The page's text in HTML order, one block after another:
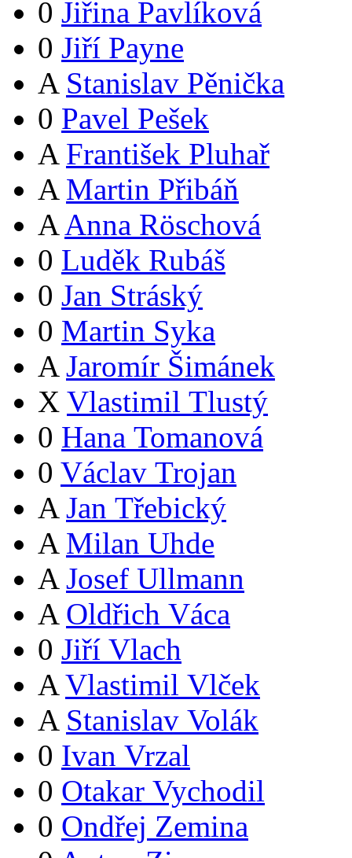
0 Jiřina Pavlíková
0 Jiří Payne
A Stanislav Pěnička
0 Pavel Pešek
A František Pluhař
A Martin Přibáň
A Anna Röschová
0 Luděk Rubáš
0 Jan Stráský
0 Martin Syka
A Jaromír Šimánek
X Vlastimil Tlustý
0 Hana Tomanová
0 Václav Trojan
A Jan Třebický
A Milan Uhde
A Josef Ullmann
A Oldřich Váca
0 Jiří Vlach
A Vlastimil Vlček
A Stanislav Volák
0 Ivan Vrzal
0 Otakar Vychodil
0 Ondřej Zemina